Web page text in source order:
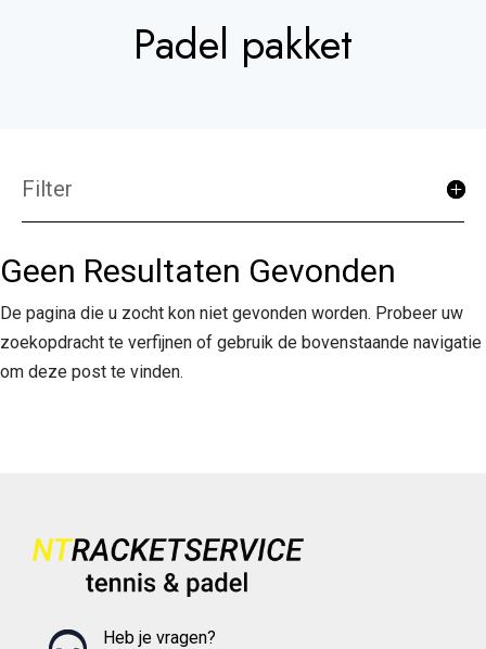
Padel pakket
Filter
Geen Resultaten Gevonden
De pagina die u zocht kon niet gevonden worden. Probeer uw
zoekopdracht te verfijnen of gebruik de bovenstaande navigatie
om deze post te vinden.
Heb je vragen?